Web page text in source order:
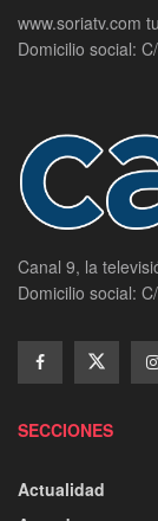
www.soriatv.com
Domicilio social:
Canal 9, la
Domicilio social:
SECCIONES
Actualidad